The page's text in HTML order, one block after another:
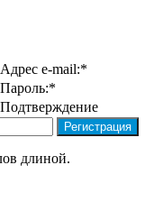
Адрес e-mail:*
Пароль:*
Подтверждение
длиной.